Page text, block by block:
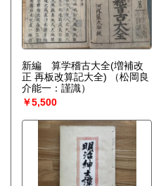
新編 算学稽古大全(増補改
正 再板改算記大全)
（松岡良
介能一：謹識）
￥5,500